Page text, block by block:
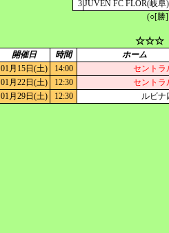
3 JUVEN FC FLOR(岐阜)
(○[勝
☆☆☆
開催日 時間
ホーム
01月15日(土) 14:00
セントラ
01月22日(土) 12:30
セントラ
01月29日(土) 12:30 ルビナ